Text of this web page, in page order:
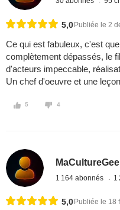
5,0 Publiée le 2
Ce qui est fabuleux, c'est
complètement dépassés, le
d'acteurs impeccable,
Un chef d'oeuvre et une
5 4
1 164 abonnés 1
5,0 Publiée le 18